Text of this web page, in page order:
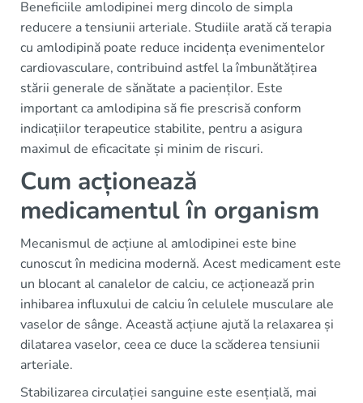
Beneficiile amlodipinei merg dincolo de simpla
reducere a tensiunii arteriale. Studiile arată că terapia
cu amlodipină poate reduce incidența evenimentelor
cardiovasculare, contribuind astfel la îmbunătățirea
stării generale de sănătate a pacienților. Este
important ca amlodipina să fie prescrisă conform
indicațiilor terapeutice stabilite, pentru a asigura
maximul de eficacitate și minim de riscuri.
Cum acționează
medicamentul în organism
Mecanismul de acțiune al amlodipinei este bine
cunoscut în medicina modernă. Acest medicament este
un blocant al canalelor de calciu, ce acționează prin
inhibarea influxului de calciu în celulele musculare ale
vaselor de sânge. Această acțiune ajută la relaxarea și
dilatarea vaselor, ceea ce duce la scăderea tensiunii
arteriale.
Stabilizarea circulației sanguine este esențială, mai